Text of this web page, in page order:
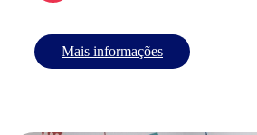
Mais informações